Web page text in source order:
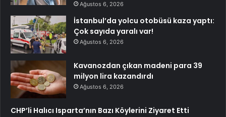
Ağustos 6, 2026
İstanbul’da yolcu otobüsü kaza yaptı:
Çok sayıda yaralı var!
Ağustos 6, 2026
Kavanozdan çıkan madeni para 39
milyon lira kazandırdı
Ağustos 6, 2026
CHP’li Halıcı Isparta’nın Bazı Köylerini Ziyaret Etti